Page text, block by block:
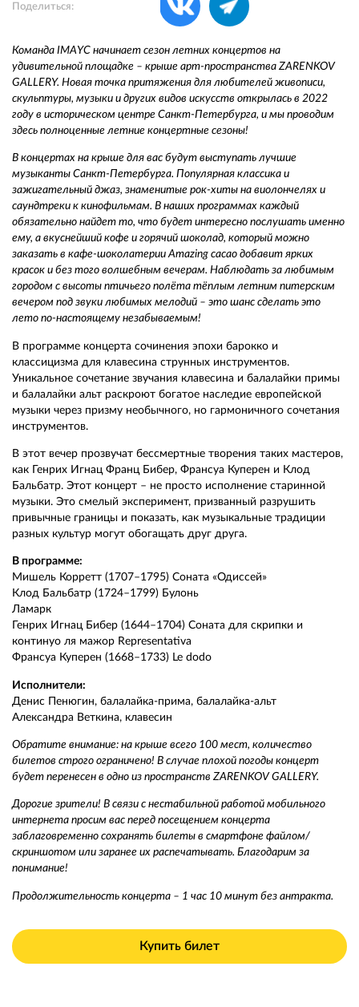
Поделиться:
Команда IMAYC начинает сезон летних концертов на
удивительной площадке – крыше арт-пространства ZARENKOV
GALLERY. Новая точка притяжения для любителей живописи,
скульптуры, музыки и других видов искусств открылась в 2022
году в историческом центре Санкт-Петербурга, и мы проводим
здесь полноценные летние концертные сезоны!
В концертах на крыше для вас будут выступать лучшие
музыканты Санкт-Петербурга. Популярная классика и
зажигательный джаз, знаменитые рок-хиты на виолончелях и
саундтреки к кинофильмам. В наших программах каждый
обязательно найдет то, что будет интересно послушать именно
ему, а вкуснейший кофе и горячий шоколад, который можно
заказать в кафе-шоколатерии Amazing cacao добавит ярких
красок и без того волшебным вечерам. Наблюдать за любимым
городом с высоты птичьего полёта тёплым летним питерским
вечером под звуки любимых мелодий – это шанс сделать это
лето по-настоящему незабываемым!
В программе концерта сочинения эпохи барокко и
классицизма для клавесина струнных инструментов.
Уникальное сочетание звучания клавесина и балалайки примы
и балалайки альт раскроют богатое наследие европейской
музыки через призму необычного, но гармоничного сочетания
инструментов.
В этот вечер прозвучат бессмертные творения таких мастеров,
как Генрих Игнац Франц Бибер, Франсуа Куперен и Клод
Бальбатр. Этот концерт – не просто исполнение старинной
музыки. Это смелый эксперимент, призванный разрушить
привычные границы и показать, как музыкальные традиции
разных культур могут обогащать друг друга.
В программе:
Мишель Корретт (1707–1795) Соната «Одиссей»
Клод Бальбатр (1724–1799) Булонь
Ламарк
Генрих Игнац Бибер (1644–1704) Соната для скрипки и
континуо ля мажор Representativa
Франсуа Куперен (1668–1733) Le dodo
Исполнители:
Денис Пенюгин, балалайка-прима, балалайка-альт
Александра Веткина, клавесин
Обратите внимание: на крыше всего 100 мест, количество
билетов строго ограничено! В случае плохой погоды концерт
будет перенесен в одно из пространств ZARENKOV GALLERY.
Дорогие зрители! В связи с нестабильной работой мобильного
интернета просим вас перед посещением концерта
заблаговременно сохранять билеты в смартфоне файлом/
скриншотом или заранее их распечатывать. Благодарим за
понимание!
Продолжительность концерта – 1 час 10 минут без антракта.
Купить билет